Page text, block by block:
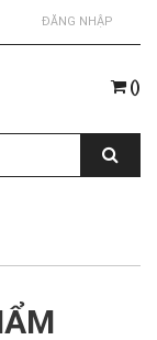
ĐĂNG NHẬP
()